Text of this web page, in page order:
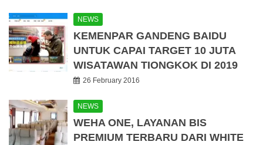
NEWS
KEMENPAR GANDENG BAIDU
UNTUK CAPAI TARGET 10 JUTA
WISATAWAN TIONGKOK DI 2019
26 February 2016
NEWS
WEHA ONE, LAYANAN BIS
PREMIUM TERBARU DARI WHITE